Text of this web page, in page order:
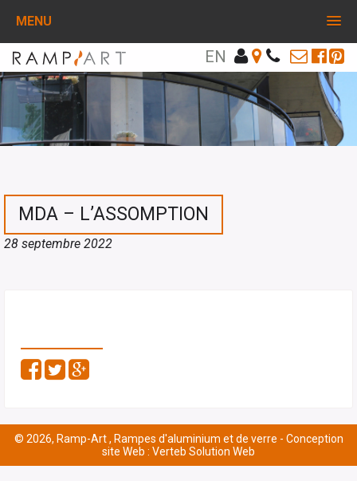
MENU
EN
MDA – L’ASSOMPTION
28 septembre 2022
© 2026, Ramp-Art , Rampes d'aluminium et de verre - Conception
site Web : Verteb Solution Web